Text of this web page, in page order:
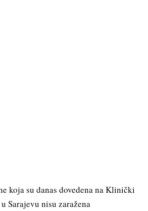
koja su danas dovedena na Klinički
Sarajevu nisu zaražena